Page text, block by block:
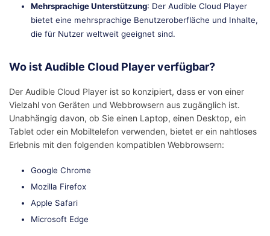
Mehrsprachige Unterstützung: Der Audible Cloud Player
bietet eine mehrsprachige Benutzeroberfläche und Inhalte,
die für Nutzer weltweit geeignet sind.
Wo ist Audible Cloud Player verfügbar?
Der Audible Cloud Player ist so konzipiert, dass er von einer
Vielzahl von Geräten und Webbrowsern aus zugänglich ist.
Unabhängig davon, ob Sie einen Laptop, einen Desktop, ein
Tablet oder ein Mobiltelefon verwenden, bietet er ein nahtloses
Erlebnis mit den folgenden kompatiblen Webbrowsern:
Google Chrome
Mozilla Firefox
Apple Safari
Microsoft Edge